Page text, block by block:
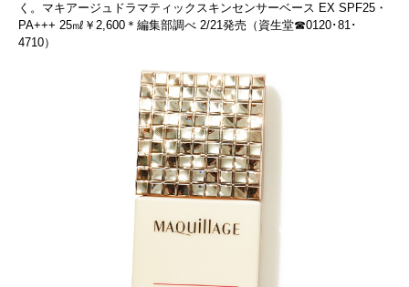
く。マキアージュドラマティックスキンセンサーベース EX SPF25・
PA+++ 25㎖￥2,600＊編集部調べ 2/21発売（資生堂☎0120･81･
4710）